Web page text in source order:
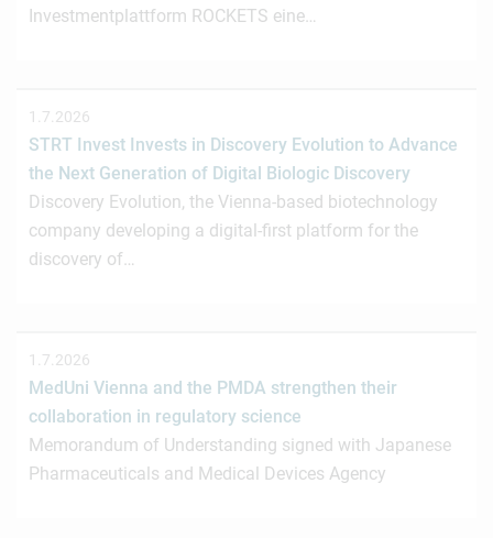
Investmentplattform ROCKETS eine…
1.7.2026
STRT Invest Invests in Discovery Evolution to Advance
the Next Generation of Digital Biologic Discovery
Discovery Evolution, the Vienna-based biotechnology
company developing a digital-first platform for the
discovery of…
1.7.2026
MedUni Vienna and the PMDA strengthen their
collaboration in regulatory science
Memorandum of Understanding signed with Japanese
Pharmaceuticals and Medical Devices Agency